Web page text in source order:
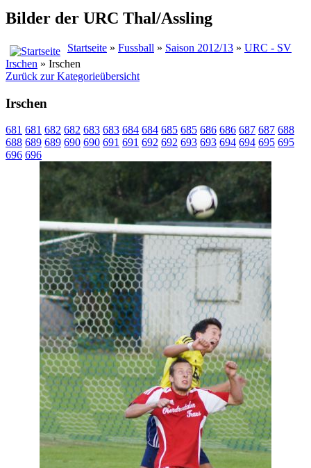
Bilder der URC Thal/Assling
Startseite » Fussball » Saison 2012/13 » URC - SV
Irschen » Irschen
Zurück zur Kategorieübersicht
Irschen
681 681 682 682 683 683 684 684 685 685 686 686 687 687 688
688 689 689 690 690 691 691 692 692 693 693 694 694 695 695
696 696